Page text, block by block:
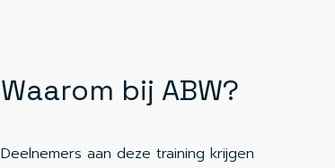
Waarom bij ABW?
Deelnemers aan deze training krijgen